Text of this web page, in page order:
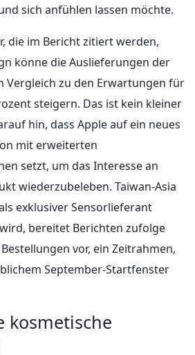
sich anfühlen lassen möchte.
die im Bericht zitiert werden,
könne die Auslieferungen der
Vergleich zu den Erwartungen für
steigern. Das ist kein kleiner
hin, dass Apple auf ein neues
mit erweiterten
setzt, um das Interesse an
wiederzubeleben. Taiwan-Asia
exklusiver Sensorlieferant
bereitet Berichten zufolge
vor, ein Zeitrahmen,
September-Startfenster
kosmetische